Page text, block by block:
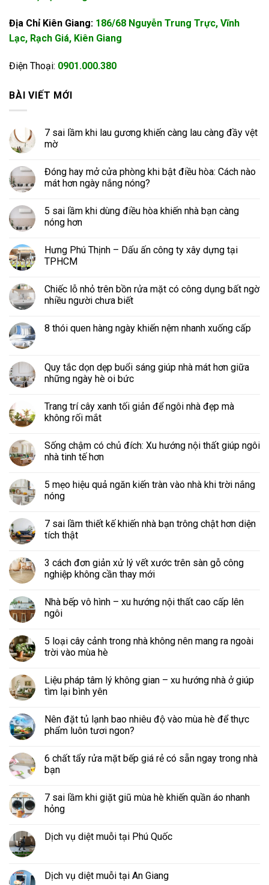
Địa Chỉ Kiên Giang: 186/68 Nguyễn Trung Trực, Vĩnh
Lạc, Rạch Giá, Kiên Giang
Điện Thoại: 0901.000.380
BÀI VIẾT MỚI
7 sai lầm khi lau gương khiến càng lau càng đầy vệt
mờ
Đóng hay mở cửa phòng khi bật điều hòa: Cách nào
mát hơn ngày nắng nóng?
5 sai lầm khi dùng điều hòa khiến nhà bạn càng
nóng hơn
Hưng Phú Thịnh – Dấu ấn công ty xây dựng tại
TPHCM
Chiếc lỗ nhỏ trên bồn rửa mặt có công dụng bất ngờ
nhiều người chưa biết
8 thói quen hàng ngày khiến nệm nhanh xuống cấp
Quy tắc dọn dẹp buổi sáng giúp nhà mát hơn giữa
những ngày hè oi bức
Trang trí cây xanh tối giản để ngôi nhà đẹp mà
không rối mắt
Sống chậm có chủ đích: Xu hướng nội thất giúp ngôi
nhà tinh tế hơn
5 mẹo hiệu quả ngăn kiến tràn vào nhà khi trời nắng
nóng
7 sai lầm thiết kế khiến nhà bạn trông chật hơn diện
tích thật
3 cách đơn giản xử lý vết xước trên sàn gỗ công
nghiệp không cần thay mới
Nhà bếp vô hình – xu hướng nội thất cao cấp lên
ngôi
5 loại cây cảnh trong nhà không nên mang ra ngoài
trời vào mùa hè
Liệu pháp tâm lý không gian – xu hướng nhà ở giúp
tìm lại bình yên
Nên đặt tủ lạnh bao nhiêu độ vào mùa hè để thực
phẩm luôn tươi ngon?
6 chất tẩy rửa mặt bếp giá rẻ có sẵn ngay trong nhà
bạn
7 sai lầm khi giặt giũ mùa hè khiến quần áo nhanh
hỏng
Dịch vụ diệt muỗi tại Phú Quốc
Dịch vụ diệt muỗi tại An Giang